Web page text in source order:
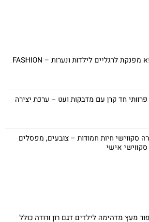
ערכת ספא מפנקת לרגליים לילדות ונערות – FASHION
פרוותי חד קרן עם מדבקות ועט – ערכת יצירה
סקווישי חיות חמודות – צובעים, מפסלים
אישי
מעץ מדהימה לילדים דגם רון ורודה כולל